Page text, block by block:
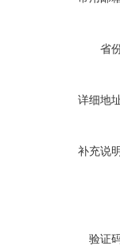
省
详细地
补充说
验证